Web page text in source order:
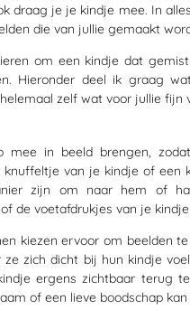
draag je je kindje mee. In
die van jullie gemaakt
om een kindje dat
Hieronder deel ik graag
zelf wat voor jullie
mee in beeld brengen,
knuffeltje van je kindje of een
zijn om naar hem of
de voetafdrukjes van je
kiezen ervoor om beelden
ze zich dicht bij hun kindje
ergens zichtbaar terug
of een lieve boodschap